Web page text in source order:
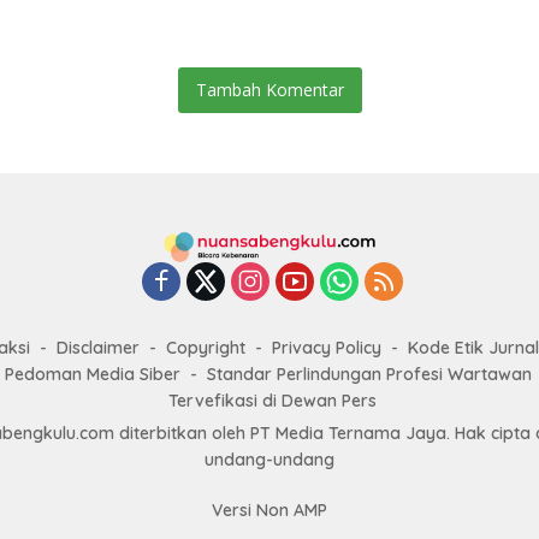
Tambah Komentar
Disclaimer Copyright Privacy Policy
Kode Etik
Pedoman Media Siber
Standar Perlindungan Profesi Wartawan
Tervefikasi di Dewan Pers
diterbitkan oleh PT Media Ternama Jaya. Hak cipta
undang-undang
Versi Non AMP